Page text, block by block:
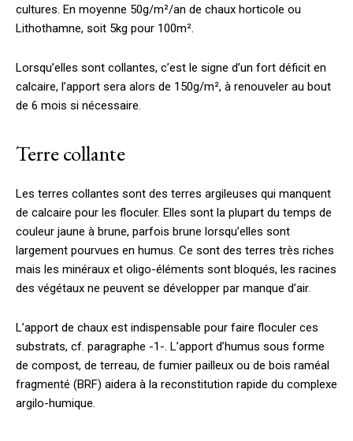
cultures. En moyenne 50g/m²/an de chaux horticole ou
Lithothamne, soit 5kg pour 100m².
Lorsqu’elles sont collantes, c’est le signe d’un fort déficit en
calcaire, l’apport sera alors de 150g/m², à renouveler au bout
de 6 mois si nécessaire.
Terre collante
Les terres collantes sont des terres argileuses qui manquent
de calcaire pour les floculer. Elles sont la plupart du temps de
couleur jaune à brune, parfois brune lorsqu’elles sont
largement pourvues en humus. Ce sont des terres très riches
mais les minéraux et oligo-éléments sont bloqués, les racines
des végétaux ne peuvent se développer par manque d’air.
L’apport de chaux est indispensable pour faire floculer ces
substrats, cf. paragraphe -1-. L’apport d’humus sous forme
de compost, de terreau, de fumier pailleux ou de bois raméal
fragmenté (BRF) aidera à la reconstitution rapide du complexe
argilo-humique.